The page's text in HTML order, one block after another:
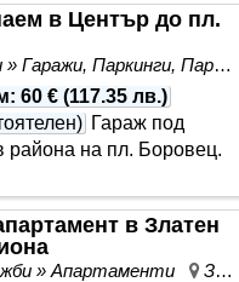
в Център до пл.
Имоти - Наеми » Гаражи, Паркинги, Паркоместа под наем
: 60 € (117.35 лв.)
Гараж под
на пл. Боровец.
в Златен
» Апартаменти
Златен Рог, Ямбол, област Ямбол